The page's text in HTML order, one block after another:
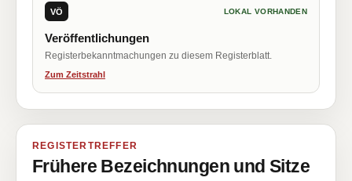
VÖ LOKAL VORHANDEN
Veröffentlichungen
Registerbekanntmachungen zu diesem Registerblatt.
Zum Zeitstrahl
REGISTERTREFFER
Frühere Bezeichnungen und Sitze